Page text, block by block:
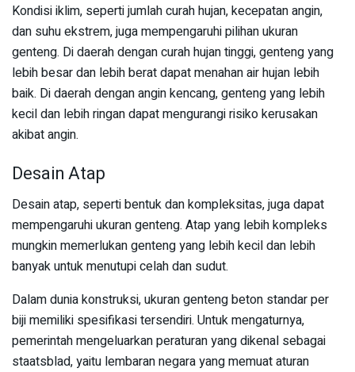
Kondisi iklim, seperti jumlah curah hujan, kecepatan angin,
dan suhu ekstrem, juga mempengaruhi pilihan ukuran
genteng. Di daerah dengan curah hujan tinggi, genteng yang
lebih besar dan lebih berat dapat menahan air hujan lebih
baik. Di daerah dengan angin kencang, genteng yang lebih
kecil dan lebih ringan dapat mengurangi risiko kerusakan
akibat angin.
Desain Atap
Desain atap, seperti bentuk dan kompleksitas, juga dapat
mempengaruhi ukuran genteng. Atap yang lebih kompleks
mungkin memerlukan genteng yang lebih kecil dan lebih
banyak untuk menutupi celah dan sudut.
Dalam dunia konstruksi, ukuran genteng beton standar per
biji memiliki spesifikasi tersendiri. Untuk mengaturnya,
pemerintah mengeluarkan peraturan yang dikenal sebagai
staatsblad, yaitu lembaran negara yang memuat aturan